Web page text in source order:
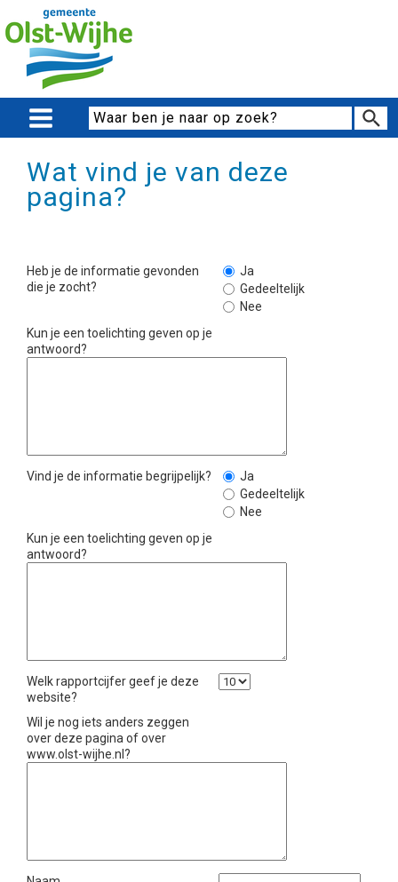
Wat vind je van deze
pagina?
Heb je de informatie gevonden
die je zocht?
Ja
Gedeeltelijk
Nee
Kun je een toelichting geven op je
antwoord?
Vind je de informatie begrijpelijk?
Ja
Gedeeltelijk
Nee
Kun je een toelichting geven op je
antwoord?
Welk rapportcijfer geef je deze
website?
Wil je nog iets anders zeggen
over deze pagina of over
www.olst-wijhe.nl?